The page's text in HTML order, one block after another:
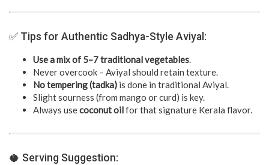
✅ Tips for Authentic Sadhya-Style Aviyal:
Use a mix of 5–7 traditional vegetables.
Never overcook – Aviyal should retain texture.
No tempering (tadka) is done in traditional Aviyal.
Slight sourness (from mango or curd) is key.
Always usecoconut oilfor that signature Kerala flavor.
🥥 Serving Suggestion: